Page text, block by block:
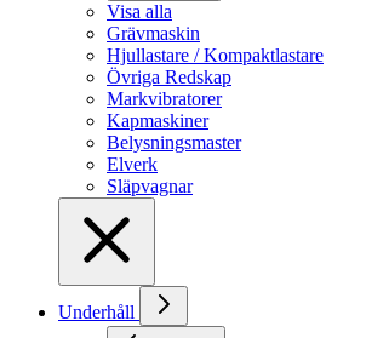
Visa alla
Grävmaskin
Hjullastare / Kompaktlastare
Övriga Redskap
Markvibratorer
Kapmaskiner
Belysningsmaster
Elverk
Släpvagnar
Underhåll